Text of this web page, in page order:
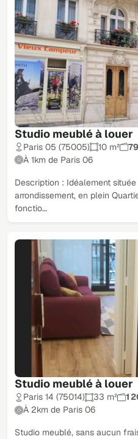
Studio meublé à louer
Paris 05 (75005) 10 m²
À 1km de Paris 06
Description : Idéalement
arrondissement, en plein
fonctio…
Studio meublé à louer
Paris 14 (75014) 33 m²
1
À 2km de Paris 06
Studio meublé, sans aucun